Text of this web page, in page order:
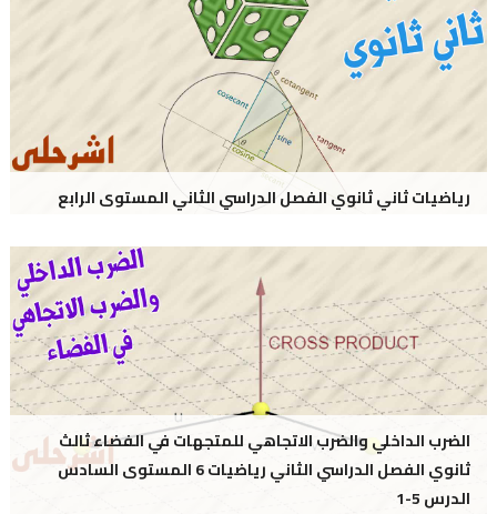
رياضيات ثاني ثانوي الفصل الدراسي الثاني المستوى الرابع
الضرب الداخلي والضرب الاتجاهي للمتجهات في الفضاء ثالث
ثانوي الفصل الدراسي الثاني رياضيات 6 المستوى السادس
الدرس 5-1